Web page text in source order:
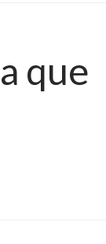
que